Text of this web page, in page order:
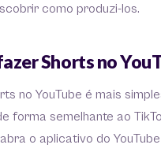
como produzi-los.
Shorts no
no YouTube é mais
forma semelhante ao
o aplicativo do